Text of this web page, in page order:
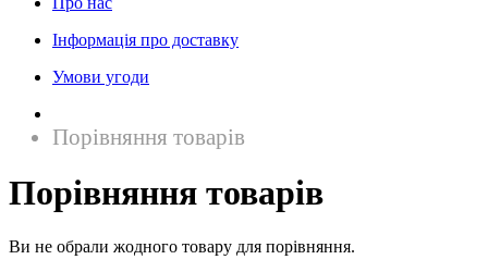
Інформація про доставку
Умови угоди
Порівняння товарів
Порівняння товарів
Ви не обрали жодного товару для порівняння.